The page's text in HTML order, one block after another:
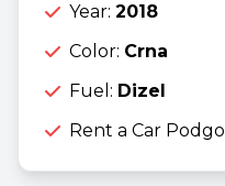
Year: 2018
Color: Crna
Fuel: Dizel
Rent a Car